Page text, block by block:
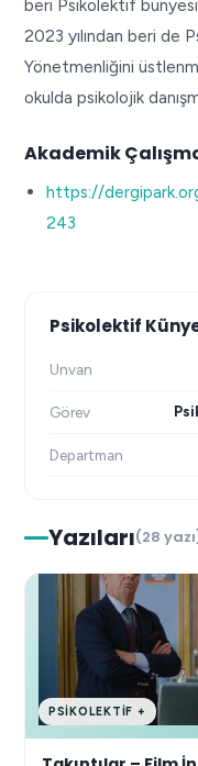
beri Psikolektif
2023 yılından beri de
Yönetmenliğini
okulda psikolojik
Akademik
https://
243
Psikolektif
Unvan
Görev
Departman
Yazıları(28
PSIKOLEKTIF +